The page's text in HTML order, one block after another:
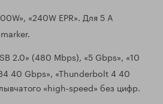
«240W EPR». Для 5 А
2.0» (480 Mbps), «5 Gbps», «10
40 Gbps», «Thunderbolt 4 40
«high‑speed» без цифр.